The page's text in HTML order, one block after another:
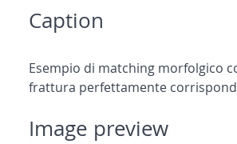
Caption
Esempio di matching morfolgico
frattura perfettamente
Image preview